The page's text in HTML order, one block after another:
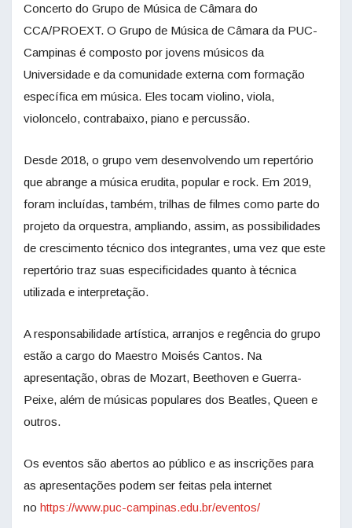
Concerto do Grupo de Música de Câmara do
CCA/PROEXT. O Grupo de Música de Câmara da PUC-
Campinas é composto por jovens músicos da
Universidade e da comunidade externa com formação
específica em música. Eles tocam violino, viola,
violoncelo, contrabaixo, piano e percussão.
Desde 2018, o grupo vem desenvolvendo um repertório
que abrange a música erudita, popular e rock. Em 2019,
foram incluídas, também, trilhas de filmes como parte do
projeto da orquestra, ampliando, assim, as possibilidades
de crescimento técnico dos integrantes, uma vez que este
repertório traz suas especificidades quanto à técnica
utilizada e interpretação.
A responsabilidade artística, arranjos e regência do grupo
estão a cargo do Maestro Moisés Cantos. Na
apresentação, obras de Mozart, Beethoven e Guerra-
Peixe, além de músicas populares dos Beatles, Queen e
outros.
Os eventos são abertos ao público e as inscrições para
as apresentações podem ser feitas pela internet
no https://www.puc-campinas.edu.br/eventos/